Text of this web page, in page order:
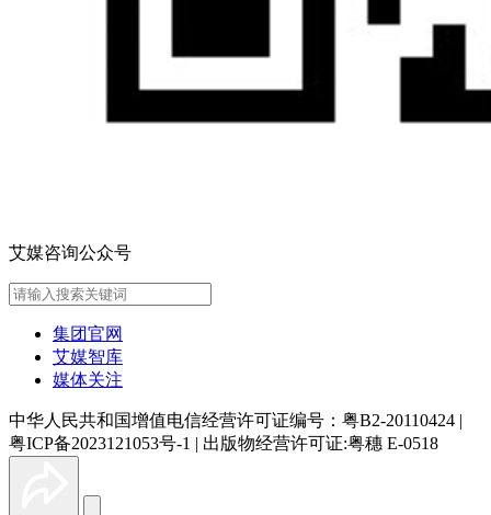
艾媒咨询公众号
集团官网
艾媒智库
媒体关注
中华人民共和国增值电信经营许可证编号：粤B2-20110424 |
粤ICP备2023121053号-1 | 出版物经营许可证:粤穗 E-0518